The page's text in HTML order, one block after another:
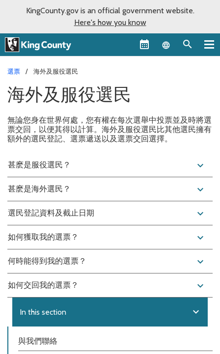
KingCounty.gov is an official government website.
Here's how you know
Language
選票 海外及服役選民
海外及服役選民
無論您身在世界何處，您有權在每次選舉中投票並及時將選
票交回，以便其得以計算。海外及服役選民比其他選民擁有
額外的選民登記、選票遞送以及選票交回選擇。
甚麽是服役選民？ expand_more
甚麽是海外選民？ expand_more
選民登記資料及截止日期 expand_more
如何獲取我的選票？ expand_more
何時能得到我的選票？ expand_more
如何交回我的選票？ expand_more
In this section expand_more
與我們聯絡